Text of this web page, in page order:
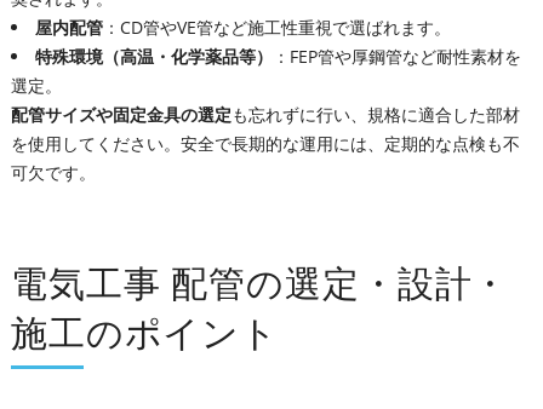
屋内配管：CD管やVE管など施工性重視で選ばれます。
特殊環境（高温・化学薬品等）
：FEP管や厚鋼管など耐性素材を
選定。
配管サイズや固定金具の選定も忘れずに行い、規格に適合した部材
を使用してください。安全で長期的な運用には、定期的な点検も不
可欠です。
電気工事 配管の選定・設計・
施工のポイント